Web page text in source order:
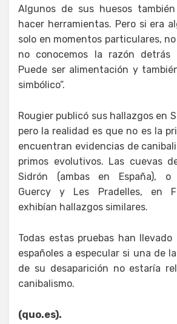
Algunos de sus huesos
hacer herramientas. Pero si era
solo en momentos particulares,
no conocemos la razón detrás
Puede ser alimentación y
simbólico”.
Rougier publicó sus hallazgos en
pero la realidad es que no es la
encuentran evidencias de
primos evolutivos. Las cuevas
Sidrón (ambas en España),
Guercy y Les Pradelles, en
exhibían hallazgos similares.
Todas estas pruebas han
españoles a especular si una de
de su desaparición no estaría
canibalismo.
(quo.es).